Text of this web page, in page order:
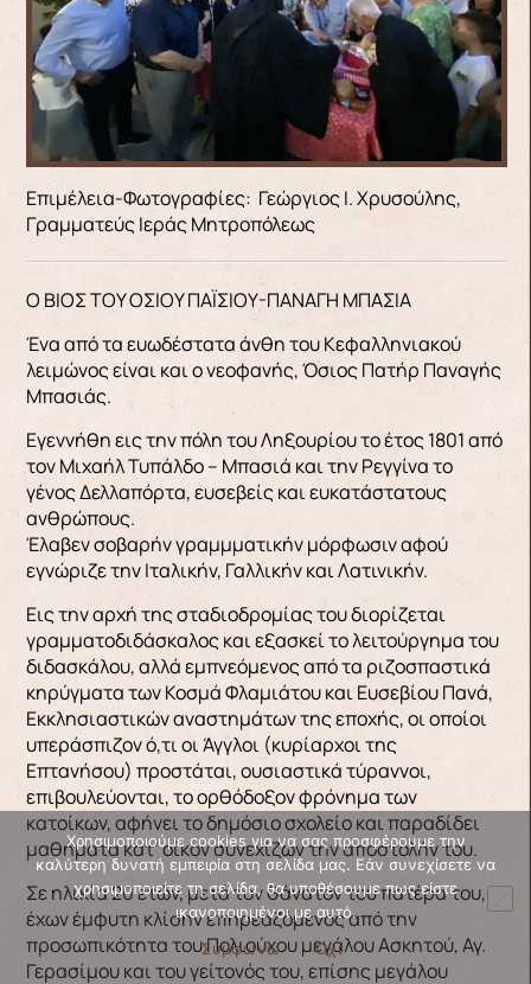
Επιμέλεια-Φωτογραφίες: Γεώργιος Ι. Χρυσούλης,
Γραμματεύς Ιεράς Μητροπόλεως
Ο ΒΙΟΣ ΤΟΥ ΟΣΙΟΥ ΠΑΪΣΙΟΥ-ΠΑΝΑΓΗ ΜΠΑΣΙΑ
Ένα από τα ευωδέστατα άνθη του Κεφαλληνιακού
λειμώνος είναι και ο νεοφανής, Όσιος Πατήρ Παναγής
Μπασιάς.
Εγεννήθη εις την πόλη του Ληξουρίου το έτος 1801 από
τον Μιχαήλ Τυπάλδο – Μπασιά και την Ρεγγίνα το
γένος Δελλαπόρτα, ευσεβείς και ευκατάστατους
ανθρώπους.
Έλαβεν σοβαρήν γραμμματικήν μόρφωσιν αφού
εγνώριζε την Ιταλικήν, Γαλλικήν και Λατινικήν.
Εις την αρχή της σταδιοδρομίας του διορίζεται
γραμματοδιδάσκαλος και εξασκεί το λειτούργημα του
διδασκάλου, αλλά εμπνεόμενος από τα ριζοσπαστικά
κηρύγματα των Κοσμά Φλαμιάτου και Ευσεβίου Πανά,
Εκκλησιαστικών αναστημάτων της εποχής, οι οποίοι
υπεράσπιζον ό,τι οι Άγγλοι (κυρίαρχοι της
Επτανήσου) προστάται, ουσιαστικά τύραννοι,
επιβουλεύονται, το ορθόδοξον φρόνημα των
κατοίκων, αφήνει το δημόσιο σχολείο και παραδίδει
μαθήματα κατ’ οίκον συνεχίζων την αποστολήν του.
Σε ηλικία 20 ετών, μετά τον θάνατον του πατέρα του,
έχων έμφυτη κλίσην επηρεαζόμενος από την
προσωπικότητα του Πολιούχου μεγάλου Ασκητού, Αγ.
Γερασίμου και του γείτονός του, επίσης μεγάλου
Χρησιμοποιούμε cookies για να σας προσφέρουμε την
καλύτερη δυνατή εμπειρία στη σελίδα μας. Εάν συνεχίσετε να
χρησιμοποιείτε τη σελίδα, θα υποθέσουμε πως είστε
ικανοποιημένοι με αυτό.
Συμφωνώ
Όχι